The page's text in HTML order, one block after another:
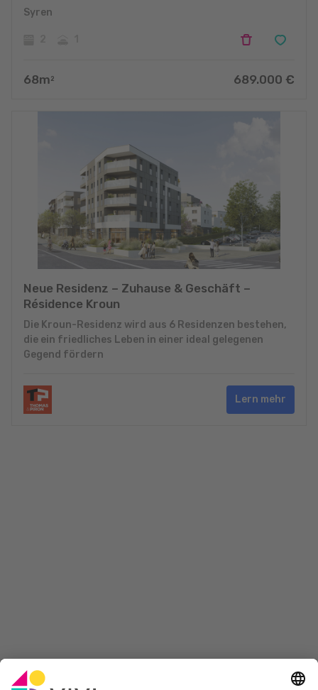
Syren
68m 2 689.000 €
Neue Residenz – Zuhause & Geschäft –
Résidence Kroun
Die Kroun-Residenz wird aus 6 Residenzen bestehen,
die ein friedliches Leben in einer ideal gelegenen
Gegend fördern
Lern mehr